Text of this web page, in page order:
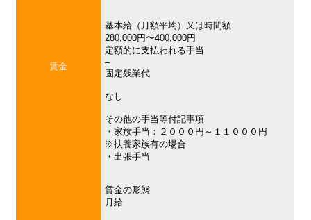
賃金
基本給（月額平均）又は時間額
280,000円〜400,000円
定額的に支払われる手当
–
固定残業代
なし
その他の手当等付記事項
・家族手当：２０００円～１１０００円
※扶養家族有の場合
・出張手当
賃金の形態
月給